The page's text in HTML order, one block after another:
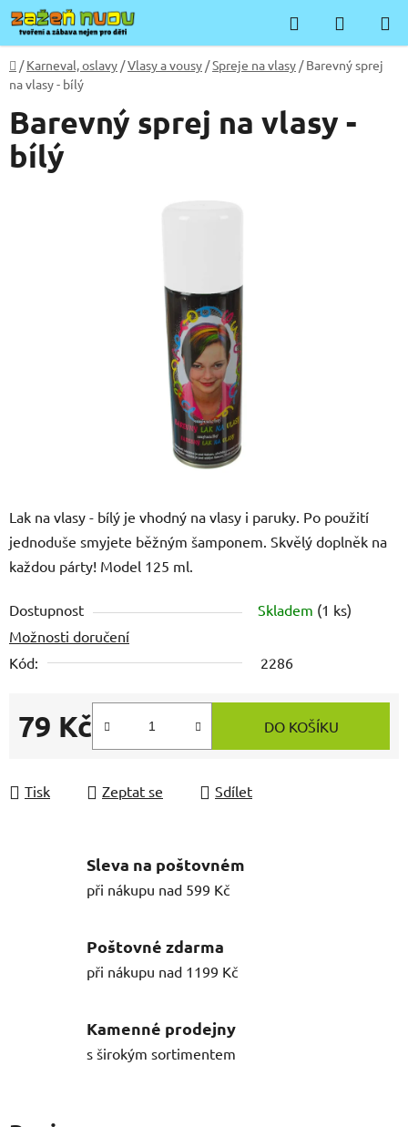
Přejít
na
obsah
Hledat
KOŠÍK
Domů
/ Karneval, oslavy /Vlasy a vousy /Spreje na vlasy / Barevný sprej
na vlasy - bílý
Lak na vlasy - bílý je vhodný na vlasy i paruky. Po použití
jednoduše smyjete běžným šamponem. Skvělý doplněk na
každou párty! Model 125 ml.
Dostupnost Skladem (1 ks)
Možnosti doručení
Kód:
2286
79 Kč
Měrná cena:
DO KOŠÍKU
Tisk Zeptat se Sdílet
Barevný sprej na vlasy -
bílý
Sleva na poštovném
při nákupu nad 599 Kč
Poštovné zdarma
při nákupu nad 1199 Kč
Kamenné prodejny
s širokým sortimentem